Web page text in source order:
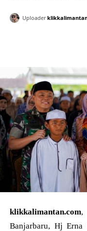
Uploader
klikkalimantan.com,
Banjarbaru, Hj Erna